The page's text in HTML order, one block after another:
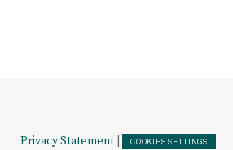
Privacy Statement COOKIES SETTINGS